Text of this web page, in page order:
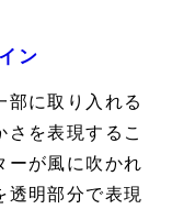
ン
部に取り入れる
さを表現するこ
ーが風に吹かれ
透明部分で表現